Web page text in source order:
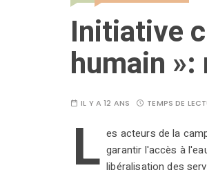
Initiative
humain »:
IL Y A 12 ANS TEMPS DE
L es acteurs de la
garantir l'accès à
libéralisation des